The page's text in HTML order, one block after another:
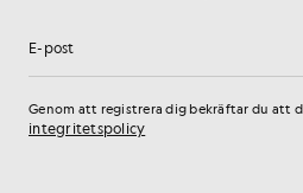
E-postadress
Genom att registrera dig bekräftar du att
integritetspolicy